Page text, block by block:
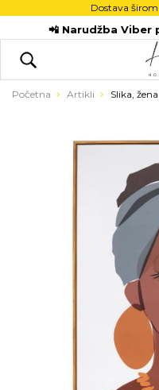
Dostava
📲 Narudžba Viber
POČETNA
DEKORACIJE
KUHINJA
TEKSTIL
KUPATILO
NOVI PROIZVODI
Početna Artikli Slika,